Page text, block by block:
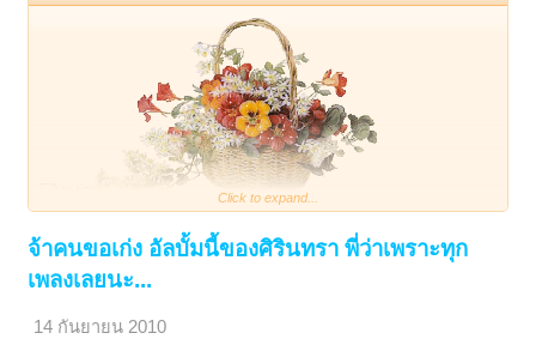
เพราะอีกเพลงแล้ว อิอิ คนขอเก่งจินๆเลย
Click to expand...
จ้าคนขอเก่ง อัลบั้มนี้ของศิรินทรา พี่ว่าเพราะทุก
เพลงเลยนะ...
14 กันยายน 2010